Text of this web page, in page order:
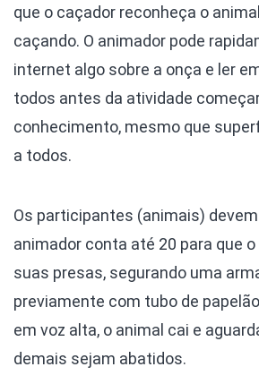
que o caçador reconheça o
caçando. O animador pode
internet algo sobre a onça e ler
todos antes da atividade
conhecimento, mesmo que
a todos.
Os participantes (animais)
animador conta até 20 para que
suas presas, segurando uma
previamente com tubo de
em voz alta, o animal cai e
demais sejam abatidos.